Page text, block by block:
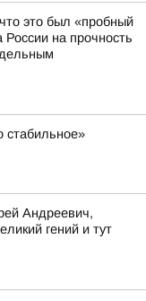
это был «пробный
на прочность
стабильное»
Андреевич,
гений и тут